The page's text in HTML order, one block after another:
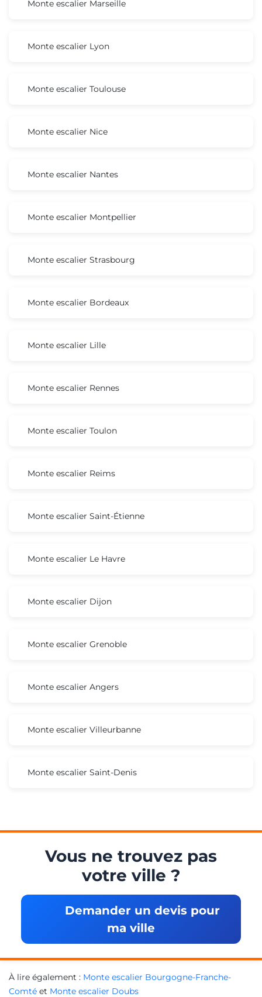
Monte escalier Marseille
Monte escalier Lyon
Monte escalier Toulouse
Monte escalier Nice
Monte escalier Nantes
Monte escalier Montpellier
Monte escalier Strasbourg
Monte escalier Bordeaux
Monte escalier Lille
Monte escalier Rennes
Monte escalier Toulon
Monte escalier Reims
Monte escalier Saint-Étienne
Monte escalier Le Havre
Monte escalier Dijon
Monte escalier Grenoble
Monte escalier Angers
Monte escalier Villeurbanne
Monte escalier Saint-Denis
Vous ne trouvez pas
votre ville ?
Demander un devis pour
ma ville
À lire également : Monte escalier Bourgogne-Franche-
Comté et Monte escalier Doubs